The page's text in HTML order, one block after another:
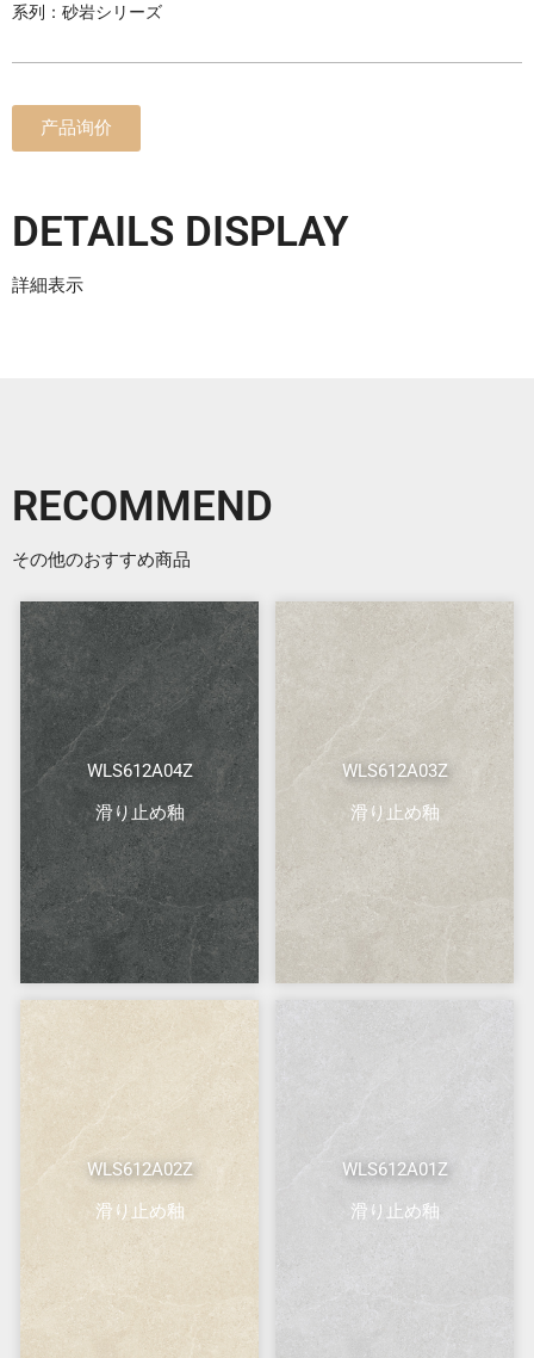
系列：砂岩シリーズ
产品询价
DETAILS DISPLAY
詳細表示
RECOMMEND
その他のおすすめ商品
WLS612A04Z
滑り止め釉
WLS612A03Z
滑り止め釉
WLS612A02Z
滑り止め釉
WLS612A01Z
滑り止め釉